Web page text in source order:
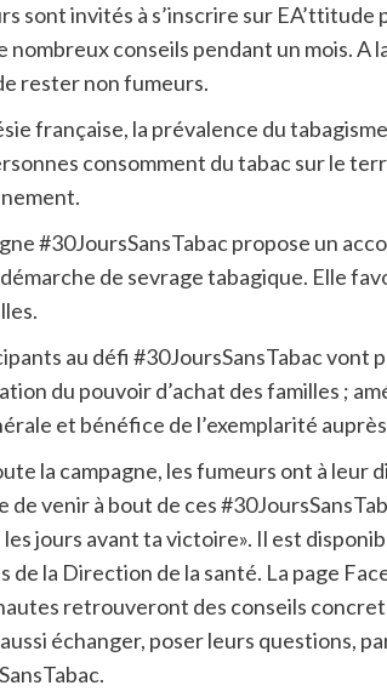
sont invités à s’inscrire sur
nombreux conseils pendant un mois.
rester non fumeurs.
française, la prévalence du
consomment du tabac sur le
#30JoursSansTabac propose un
de sevrage tabagique. Elle
au défi #30JoursSansTabac
du pouvoir d’achat des familles ;
et bénéfice de l’exemplarité
la campagne, les fumeurs ont à leur
venir à bout de ces
les jours avant ta victoire». Il est
de la Direction de la santé. La page
retrouveront des conseils
échanger, poser leurs questions,